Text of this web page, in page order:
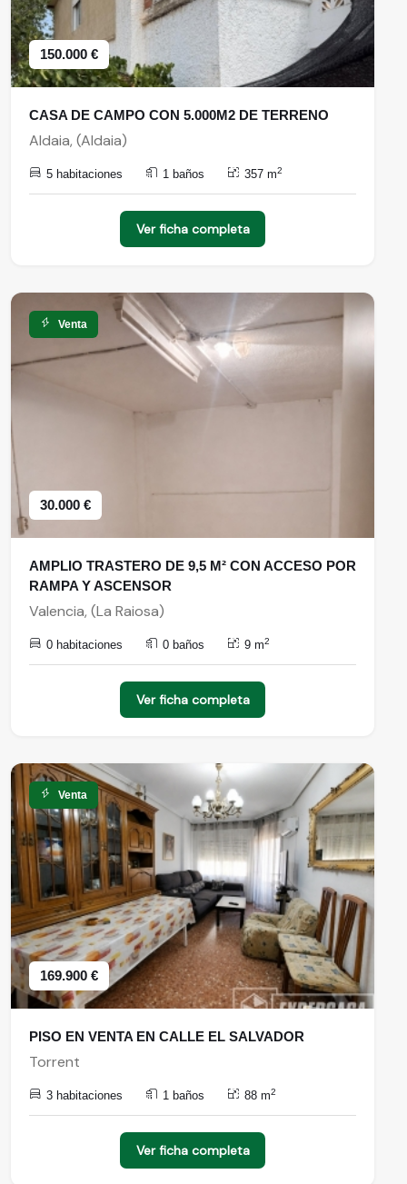
150.000 €
CASA DE CAMPO CON 5.000M2 DE TERRENO
Aldaia, (Aldaia)
5 habitaciones 1 baños 357 m2
Ver ficha completa
Venta
30.000 €
AMPLIO TRASTERO DE 9,5 M² CON ACCESO POR
RAMPA Y ASCENSOR
Valencia, (La Raiosa)
0 habitaciones 0 baños 9 m2
Ver ficha completa
Venta
169.900 €
PISO EN VENTA EN CALLE EL SALVADOR
Torrent
3 habitaciones 1 baños 88 m2
Ver ficha completa